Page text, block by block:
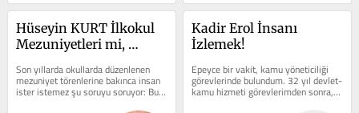
Hüseyin KURT İlkokul
Mezuniyetleri mi,
Son yıllarda okullarda düzenlenen
mezuniyet törenlerine bakınca insan
ister istemez şu soruyu soruyor: Bu
törenler gerçekten çocuklar için mi...
Kadir Erol İnsanı
İzlemek!
Epeyce bir vakit, kamu yöneticiliği
görevlerinde bulundum. 32 yıl devlet-
kamu hizmeti görevlerimden sonra,
2020 yılında, kamudan emekli